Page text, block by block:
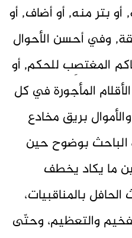
بتر منه, أو أضاف, أو
وفي أحسن الأحوال
المغتصِب للحكم, أو
المأجورة في كل
بريق مخادع
الباحث بوضوح حين
ما يكاد يخطف
الحافل بالمناقبيات،
والتعظيم، وحتّى